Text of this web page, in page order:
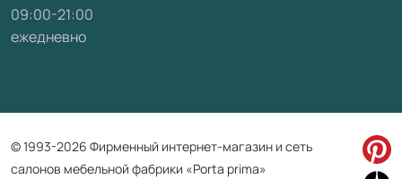
09:00-21:00
ежедневно
© 1993-2026 Фирменный интернет-магазин и сеть
салонов мебельной фабрики «Porta prima»